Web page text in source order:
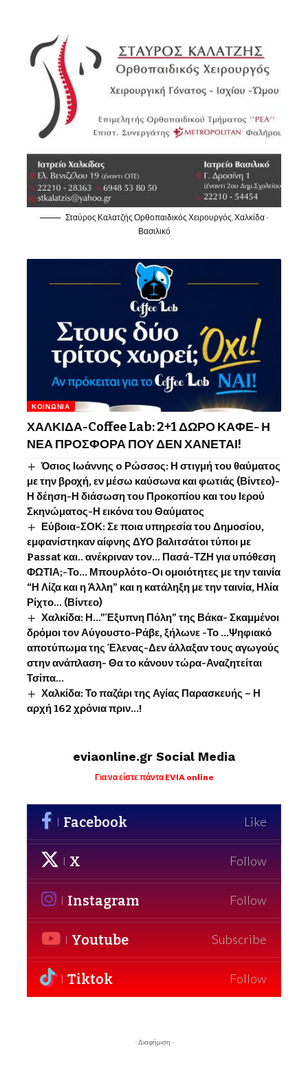
Σταύρος Καλατζής Ορθοπαιδικός Χειρουργός, Χαλκίδα -
Βασιλικό
ΚΟΙΝΩΝΊΑ
ΧΑΛΚΙΔΑ-Coffee Lab: 2+1 ΔΩΡΟ ΚΑΦΕ- Η
ΝΕΑ ΠΡΟΣΦΟΡΑ ΠΟΥ ΔΕΝ ΧΑΝΕΤΑΙ!
Όσιος Ιωάννης o Ρώσσος: Η στιγμή του θαύματος
με την βροχή, εν μέσω καύσωνα και φωτιάς (Βίντεο)-
Η δέηση-Η διάσωση του Προκοπίου και του Ιερού
Σκηνώματος-Η εικόνα του Θαύματος
Εύβοια-ΣΟΚ: Σε ποια υπηρεσία του Δημοσίου,
εμφανίστηκαν αίφνης ΔΥΟ βαλιτσάτοι τύποι με
Passat και.. ανέκριναν τον… Πασά-ΤΖΗ για υπόθεση
ΦΩΤΙΑ;-Το… Μπουρλότο-Οι ομοιότητες με την ταινία
“Η Λίζα και η Άλλη” και η κατάληξη με την ταινία, Ηλία
Ρίχτο… (Βίντεο)
Χαλκίδα: Η…”Έξυπνη Πόλη” της Βάκα- Σκαμμένοι
δρόμοι τον Αύγουστο-Ράβε, ξήλωνε -Το …Ψηφιακό
αποτύπωμα της Έλενας-Δεν άλλαξαν τους αγωγούς
στην ανάπλαση- Θα το κάνουν τώρα-Αναζητείται
Τσίπα…
Χαλκίδα: Το παζάρι της Αγίας Παρασκευής – Η
αρχή 162 χρόνια πριν…!
eviaonline.gr Social Media
Για να είστε πάντα EVIA online
Facebook Like
X Follow
Instagram Follow
Youtube Subscribe
Tiktok Follow
- Διαφήμιση -